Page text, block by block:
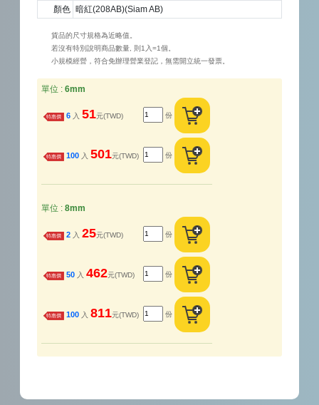
顏色 暗紅(208AB)(Siam AB)
貨品的尺寸規格為近略值。
若沒有特別說明商品數量, 則1入=1個。
小規模經營，符合免辦理營業登記，無需開立統一發票。
單位 : 6mm
特惠價 6 入 51元(TWD) 份
特惠價 100 入 501元(TWD) 份
單位 : 8mm
特惠價 2 入 25元(TWD) 份
特惠價 50 入 462元(TWD) 份
特惠價 100 入 811元(TWD) 份